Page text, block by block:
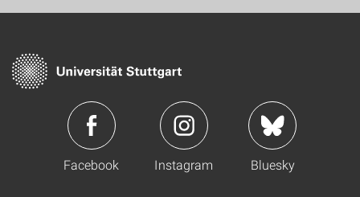
Facebook Instagram Bluesky